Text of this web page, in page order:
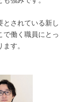
とされている新し
で働く職員にとっ
す。